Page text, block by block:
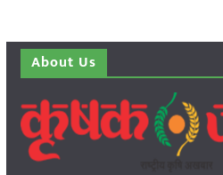
About Us